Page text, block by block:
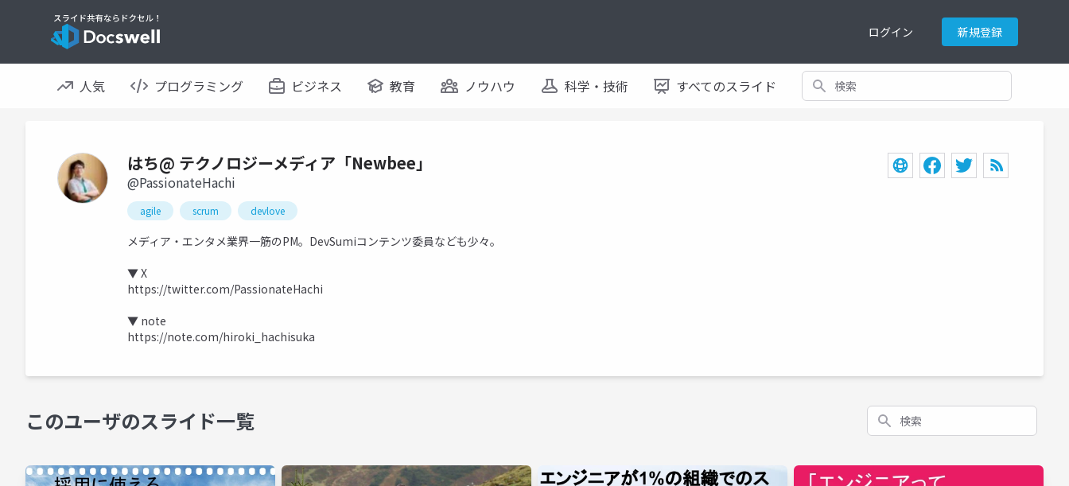
ログイン 新規登録
人気 プログラミング ビジネス 教育 ノウハウ 科学・技術 すべてのスライド 検索
はち@ テクノロジーメディア「Newbee」
@PassionateHachi
agile scrum devlove
メディア・エンタメ業界一筋のPM。DevSumiコンテンツ委員なども少々。
▼ X
https://twitter.com/PassionateHachi
▼ note
https://note.com/hiroki_hachisuka
このユーザのスライド一覧 検索